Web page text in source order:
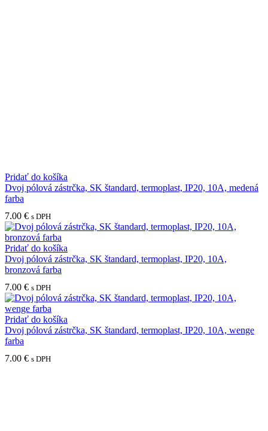
Pridať do košíka
Dvoj pólová zástrčka, SK štandard, termoplast, IP20, 10A, medená
farba
7.00 € s DPH
Pridať do košíka
Dvoj pólová zástrčka, SK štandard, termoplast, IP20, 10A,
bronzová farba
7.00 € s DPH
Pridať do košíka
Dvoj pólová zástrčka, SK štandard, termoplast, IP20, 10A, wenge
farba
7.00 € s DPH